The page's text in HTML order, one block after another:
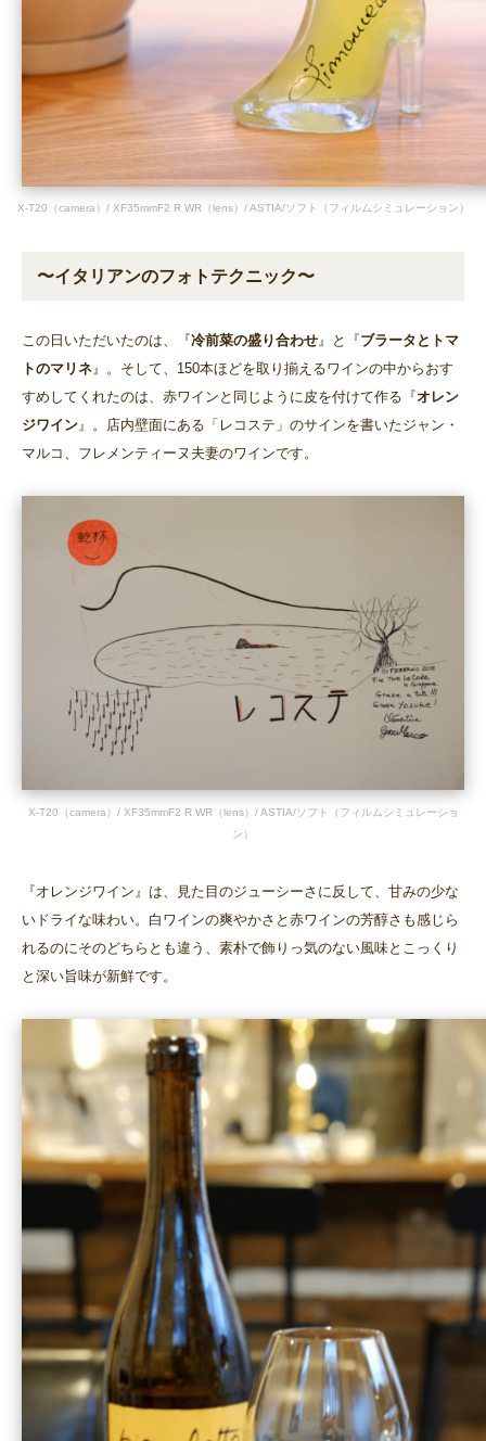
X-T20（camera）/ XF35mmF2 R WR（lens）/ ASTIA/ソフト（フィルムシミュレーション）
〜イタリアンのフォトテクニック〜
この日いただいたのは、『冷前菜の盛り合わせ』と『ブラータとトマ
トのマリネ』。そして、150本ほどを取り揃えるワインの中からおす
すめしてくれたのは、赤ワインと同じように皮を付けて作る『オレン
ジワイン』。店内壁面にある「レコステ」のサインを書いたジャン・
マルコ、フレメンティーヌ夫妻のワインです。
X-T20（camera）/ XF35mmF2 R WR（lens）/ ASTIA/ソフト（フィルムシミュレーショ
ン）
『オレンジワイン』は、見た目のジューシーさに反して、甘みの少な
いドライな味わい。白ワインの爽やかさと赤ワインの芳醇さも感じら
れるのにそのどちらとも違う、素朴で飾りっ気のない風味とこっくり
と深い旨味が新鮮です。